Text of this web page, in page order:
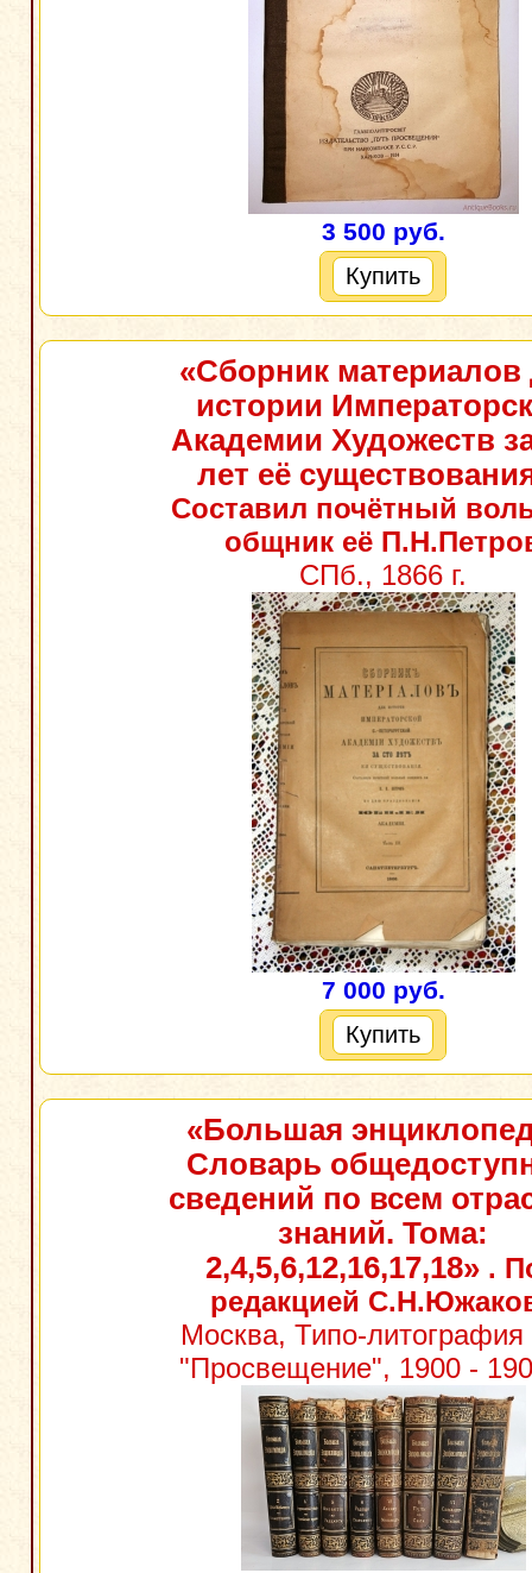
3 500 руб.
Купить
«Сборник материалов
истории
Академии Художеств
лет её
Составил почётный
общник её
СПб., 1866 г.
7 000 руб.
Купить
«Большая
Словарь
сведений по всем
знаний. Тома:
2,4,5,6,12,16,17,18» .
редакцией
Москва, Типо-литография
"Просвещение", 1900 -